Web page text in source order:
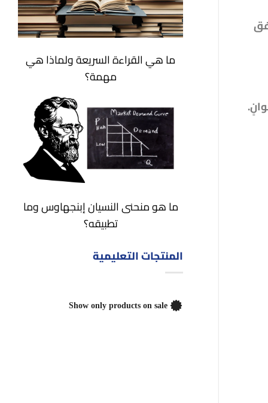
ما هي القراءة السريعة ولماذا هي
مهمة؟
ما هو منحنى النسيان إبنجهاوس وما
تطبيقه؟
المنتجات التعليمية
Show only products on sale